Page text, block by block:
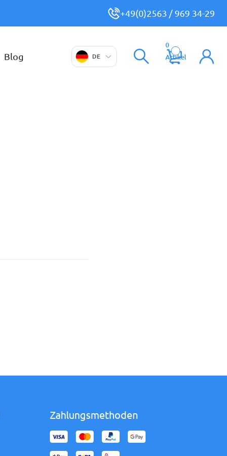
+49(0)2563 / 969 34-29
Blog DE
0
Artikel
Zahlungsmethoden